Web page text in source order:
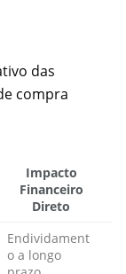
das
compra
Impacto
Financeiro
Direto
Endividament
o a longo